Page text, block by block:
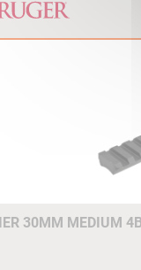
30MM MEDIUM